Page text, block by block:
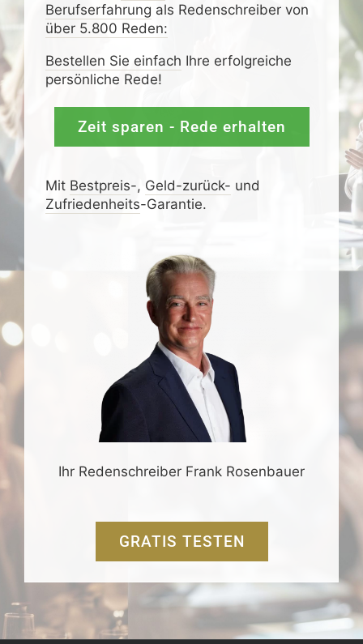
Berufserfahrung als Redenschreiber von
über 5.800 Reden:
Bestellen Sie einfach Ihre erfolgreiche
persönliche Rede!
Zeit sparen - Rede erhalten
Mit Bestpreis-, Geld-zurück- und
Zufrieden­­heits-Garantie.
Ihr Redenschreiber Frank Rosenbauer
GRATIS TESTEN